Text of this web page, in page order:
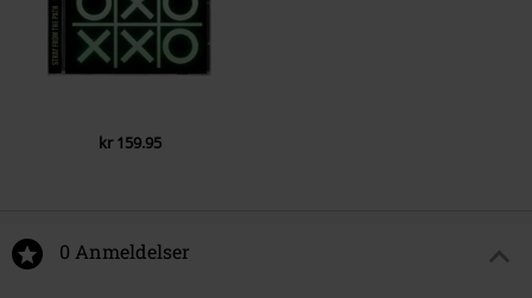
kr 159.95
0 Anmeldelser